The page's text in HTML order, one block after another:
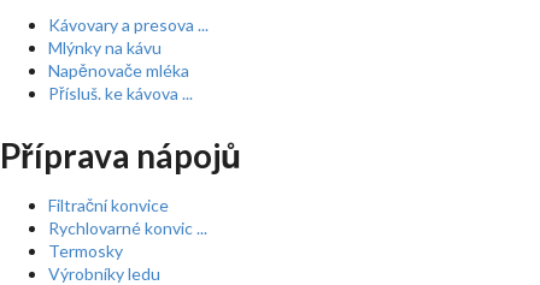
Kávovary a presova ...
Mlýnky na kávu
Napěnovače mléka
Přísluš. ke kávova ...
Příprava nápojů
Filtrační konvice
Rychlovarné konvic ...
Termosky
Výrobníky ledu